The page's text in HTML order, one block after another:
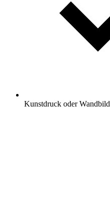
Kunstdruck oder Wandbild